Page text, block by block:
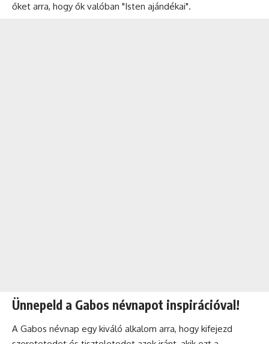
őket arra, hogy ők valóban "Isten ajándékai".
Ünnepeld a Gabos névnapot inspirációval!
A Gabos névnap egy kiváló alkalom arra, hogy kifejezd